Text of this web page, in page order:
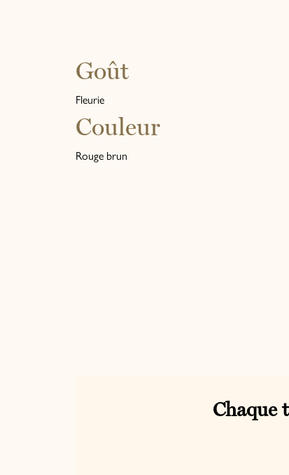
Goût
Fleurie
Couleur
Rouge brun
Chaque